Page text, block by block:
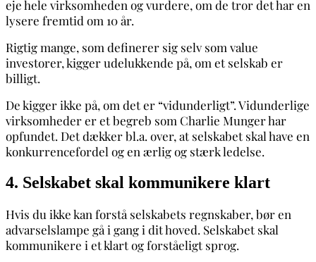
eje hele virksomheden og vurdere, om de tror det har en
lysere fremtid om 10 år.
Rigtig mange, som definerer sig selv som value
investorer, kigger udelukkende på, om et selskab er
billigt.
De kigger ikke på, om det er “vidunderligt”. Vidunderlige
virksomheder er et begreb som Charlie Munger har
opfundet. Det dækker bl.a. over, at selskabet skal have en
konkurrencefordel og en ærlig og stærk ledelse.
4. Selskabet skal kommunikere klart
Hvis du ikke kan forstå selskabets regnskaber, bør en
advarselslampe gå i gang i dit hoved. Selskabet skal
kommunikere i et klart og forståeligt sprog.